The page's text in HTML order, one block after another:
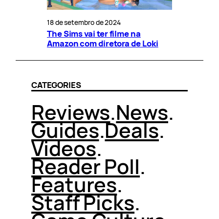
18 de setembro de 2024
The Sims vai ter filme na
Amazon com diretora de Loki
CATEGORIES
Reviews.News.
Guides.Deals.
Videos.
Reader Poll.
Features.
Staff Picks.